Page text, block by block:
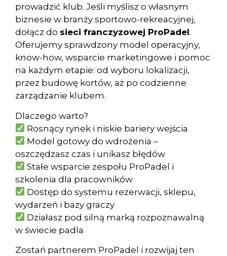
prowadzić klub. Jeśli myślisz o własnym
biznesie w branży sportowo-rekreacyjnej,
dołącz do sieci franczyzowej ProPadel.
Oferujemy sprawdzony model operacyjny,
know-how, wsparcie marketingowe i pomoc
na każdym etapie: od wyboru lokalizacji,
przez budowę kortów, aż po codzienne
zarządzanie klubem.
Dlaczego warto?
Rosnący rynek i niskie bariery wejścia
Model gotowy do wdrożenia –
oszczędzasz czas i unikasz błędów
Stałe wsparcie zespołu ProPadel i
szkolenia dla pracowników
Dostęp do systemu rezerwacji, sklepu,
wydarzeń i bazy graczy
Działasz pod silną marką rozpoznawalną
w świecie padla
Zostań partnerem ProPadel i rozwijaj ten